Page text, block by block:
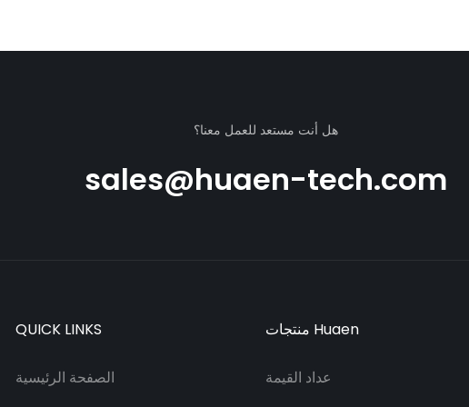
هل أنت مستعد للعمل معنا؟
sales@huaen-tech.com
QUICK LINKS
الصفحة الرئيسية
منتجات Huaen
عداد القيمة